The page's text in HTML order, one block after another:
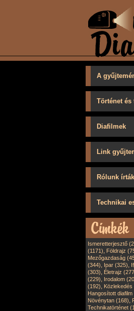
A
Történet és
Diafilmek
Link
Rólunk írták
Technikai
Ismeretterjesztő
(1171), Földrajz
Mezőgazdaság
(344), Ipar (325),
(303), Életrajz
(229), Irodalom
(192), Közlekedés
Hangosított diafilm
Növénytan (168),
Technikatörténet